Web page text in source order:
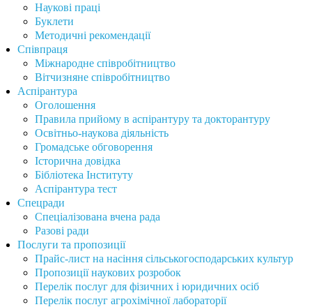
Наукові праці
Буклети
Методичні рекомендації
Співпраця
Міжнародне співробітництво
Вітчизняне співробітництво
Аспірантура
Оголошення
Правила прийому в аспірантуру та докторантуру
Освітньо-наукова діяльність
Громадське обговорення
Історична довідка
Бібліотека Інституту
Аспірантура тест
Спецради
Спеціалізована вчена рада
Разові ради
Послуги та пропозиції
Прайс-лист на насіння сільськогосподарських культур
Пропозиції наукових розробок
Перелік послуг для фізичних і юридичних осіб
Перелік послуг агрохімічної лабораторії